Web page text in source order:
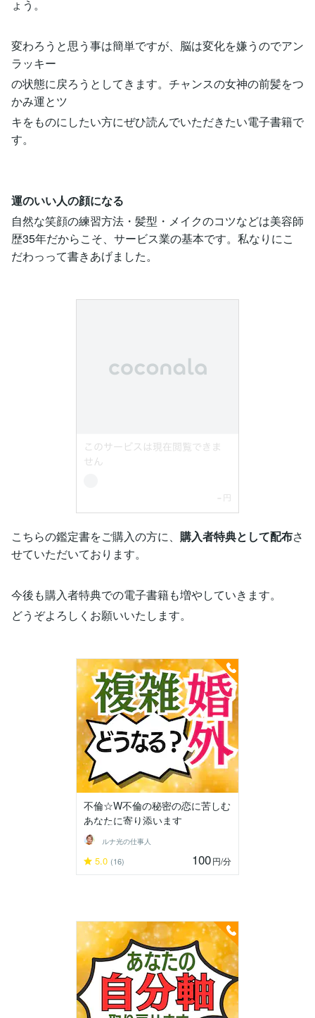
ょう。
変わろうと思う事は簡単ですが、脳は変化を嫌うのでアン
ラッキー
の状態に戻ろうとしてきます。チャンスの女神の前髪をつ
かみ運とツ
キをものにしたい方にぜひ読んでいただきたい電子書籍で
す。
運のいい人の顔になる
自然な笑顔の練習方法・髪型・メイクのコツなどは美容師
歴35年だからこそ、サービス業の基本です。私なりにこ
だわっって書きあげました。
こちらの鑑定書をご購入の方に、 購入者特典として配布さ
せていただいております。
今後も購入者特典での電子書籍も増やしていきます。
どうぞよろしくお願いいたします。
不倫☆W不倫の秘密の恋に苦しむ
あなたに寄り添います
ルナ光の仕事人
5.0 (16) 100円/分